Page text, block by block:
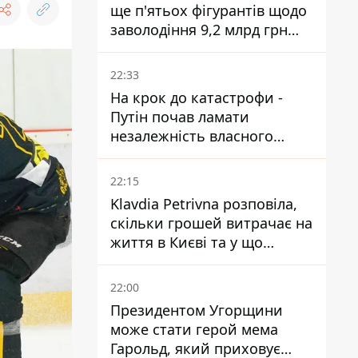
ще п'ятьох фігурантів щодо
заволодіння 9,2 млрд грн
ПриватБанку скерували до
суду
22:33
На крок до катастрофи -
Путін почав ламати
незалежність власного
Центробанку, змусивши
знизити базову ставку
22:15
Klavdia Petrivna розповіла,
скільки грошей витрачає на
життя в Києві та у що
вкладає мільйони
22:00
Президентом Угорщини
може стати герой мема
Гарольд, який приховує